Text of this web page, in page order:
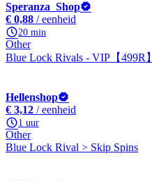
Speranza_Shop
€ 0,88 / eenheid
20 min
Other
Blue Lock Rivals - VIP【499R】
Hellenshop
€ 3,12 / eenheid
1 uur
Other
Blue Lock Rival > Skip Spins